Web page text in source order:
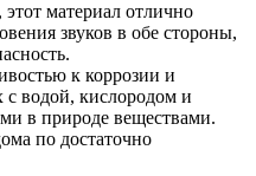
материал отлично
звуков в обе стороны,
к коррозии и
с водой, кислородом и
в природе веществами.
по достаточно